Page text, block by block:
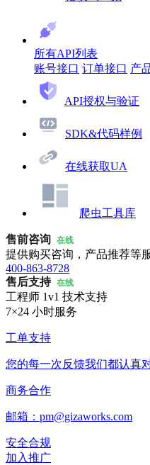
所有API列表
账号接口 订单接口 产
API授权与验证
SDK&代码样例
在线获取UA
爬虫工具库
售前咨询 在线
提供购买咨询，产品推荐等
400-863-8728
售后支持 在线
工程师 1v1 技术支持
7×24 小时服务
工单支持
您的每一次反馈我们都认真
商务合作
邮箱：pm@gizaworks.com
安全合规
加入推广